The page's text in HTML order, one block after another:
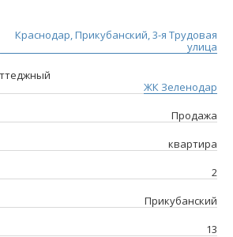
Краснодар, Прикубанский, 3-я Трудовая
улица
ЖК Зеленодар
Продажа
квартира
2
Прикубанский
13